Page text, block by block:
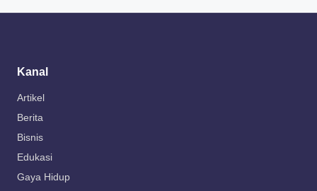
Kanal
Artikel
Berita
Bisnis
Edukasi
Gaya Hidup